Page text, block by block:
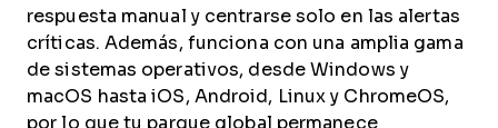
respuesta manual y centrarse solo en las alertas
críticas. Además, funciona con una amplia gama
de sistemas operativos, desde Windows y
macOS hasta iOS, Android, Linux y ChromeOS,
por lo que tu parque global permanece